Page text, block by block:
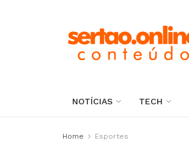
NOTÍCIAS TECH
Home Esportes